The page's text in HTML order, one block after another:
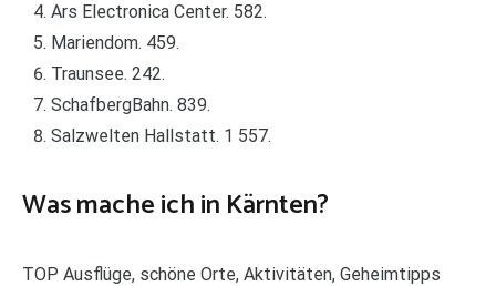
Ars Electronica Center. 582.
Mariendom. 459.
Traunsee. 242.
SchafbergBahn. 839.
Salzwelten Hallstatt. 1 557.
Was mache ich in Kärnten?
TOP Ausflüge, schöne Orte, Aktivitäten, Geheimtipps